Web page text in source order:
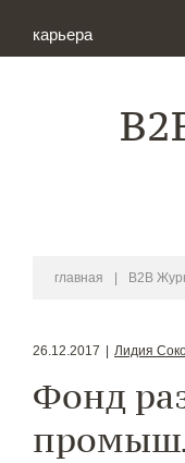
карьера
главная B2B
26.12.2017 Лидия
Фонд